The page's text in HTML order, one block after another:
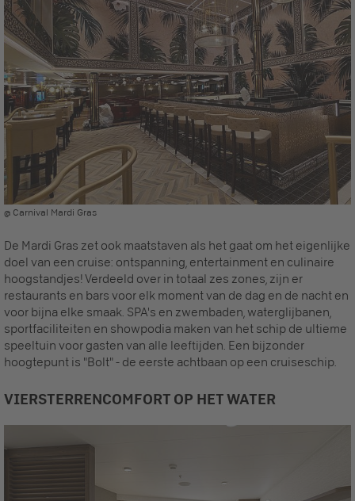
De Mardi Gras zet ook maatstaven als het gaat om het eigenlijke
doel van een cruise: ontspanning, entertainment en culinaire
hoogstandjes! Verdeeld over in totaal zes zones, zijn er
restaurants en bars voor elk moment van de dag en de nacht en
voor bijna elke smaak. SPA's en zwembaden, waterglijbanen,
sportfaciliteiten en showpodia maken van het schip de ultieme
speeltuin voor gasten van alle leeftijden. Een bijzonder
hoogtepunt is "Bolt" - de eerste achtbaan op een cruiseschip.
@ Carnival Mardi Gras
VIERSTERRENCOMFORT OP HET WATER